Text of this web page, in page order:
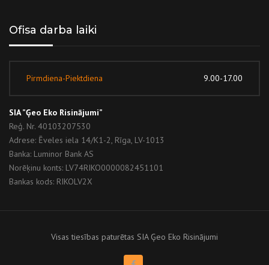
Ofisa darba laiki
Pirmdiena-Piektdiena 9.00-17.00
SIA ”Ģeo Eko Risinājumi”
Reģ. Nr. 40103207530
Adrese: Ēveles iela 14/K1-2, Rīga, LV-1013
Banka: Luminor Bank AS
Norēķinu konts: LV74RIKO0000082451101
Bankas kods: RIKOLV2X
Visas tiesības paturētas SIA Ģeo Eko Risinājumi